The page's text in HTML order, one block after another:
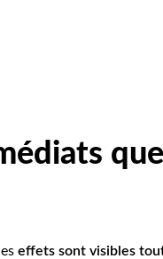
que
effets sont visibles